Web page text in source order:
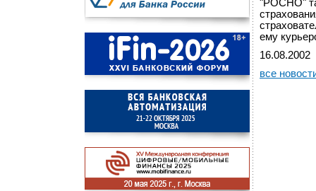
"РОСНО"
ему
16.08.2002
все